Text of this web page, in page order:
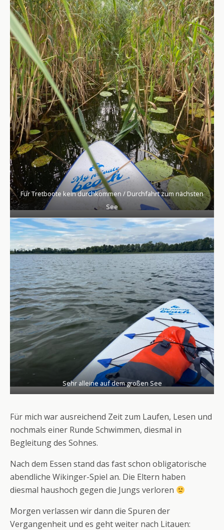
Für Tretboote kein durchkommen / Durchfahrt zum nächsten
See
Sehr alleine auf dem großen See
Für mich war ausreichend Zeit zum Laufen, Lesen und
nochmals einer Runde Schwimmen, diesmal in
Begleitung des Sohnes.
Nach dem Essen stand das fast schon obligatorische
abendliche Wikinger-Spiel an. Die Eltern haben
diesmal haushoch gegen die Jungs verloren
Morgen verlassen wir dann die Spuren der
Vergangenheit und es geht weiter nach Litauen: